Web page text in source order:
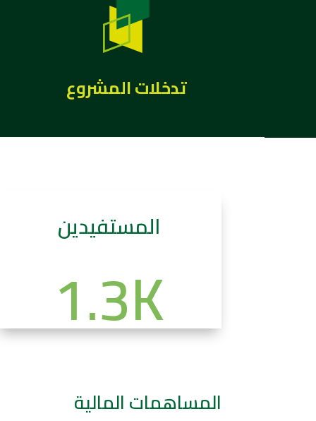
تدخلات المشروع
المستفيدين
1.3K
المساهمات المالية